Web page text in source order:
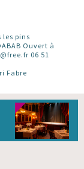
les pins
Ouvert à
06 51
Fabre